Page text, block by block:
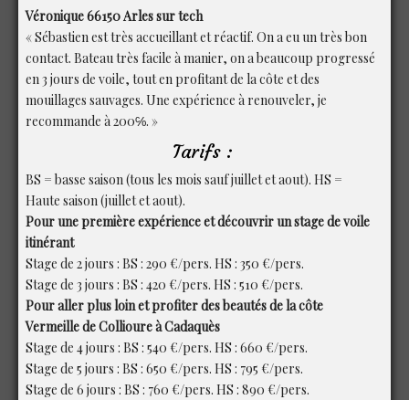
Véronique 66150 Arles sur tech
« Sébastien est très accueillant et réactif. On a eu un très bon
contact. Bateau très facile à manier, on a beaucoup progressé
en 3 jours de voile, tout en profitant de la côte et des
mouillages sauvages. Une expérience à renouveler, je
recommande à 200℅. »
Tarifs :
BS = basse saison (tous les mois sauf juillet et aout). HS =
Haute saison (juillet et aout).
Pour une première expérience et découvrir un stage de voile
itinérant
Stage de 2 jours : BS : 290 €/pers. HS : 350 €/pers.
Stage de 3 jours : BS : 420 €/pers. HS : 510 €/pers.
Pour aller plus loin et profiter des beautés de la côte
Vermeille de Collioure à Cadaquès
Stage de 4 jours : BS : 540 €/pers. HS : 660 €/pers.
Stage de 5 jours : BS : 650 €/pers. HS : 795 €/pers.
Stage de 6 jours : BS : 760 €/pers. HS : 890 €/pers.